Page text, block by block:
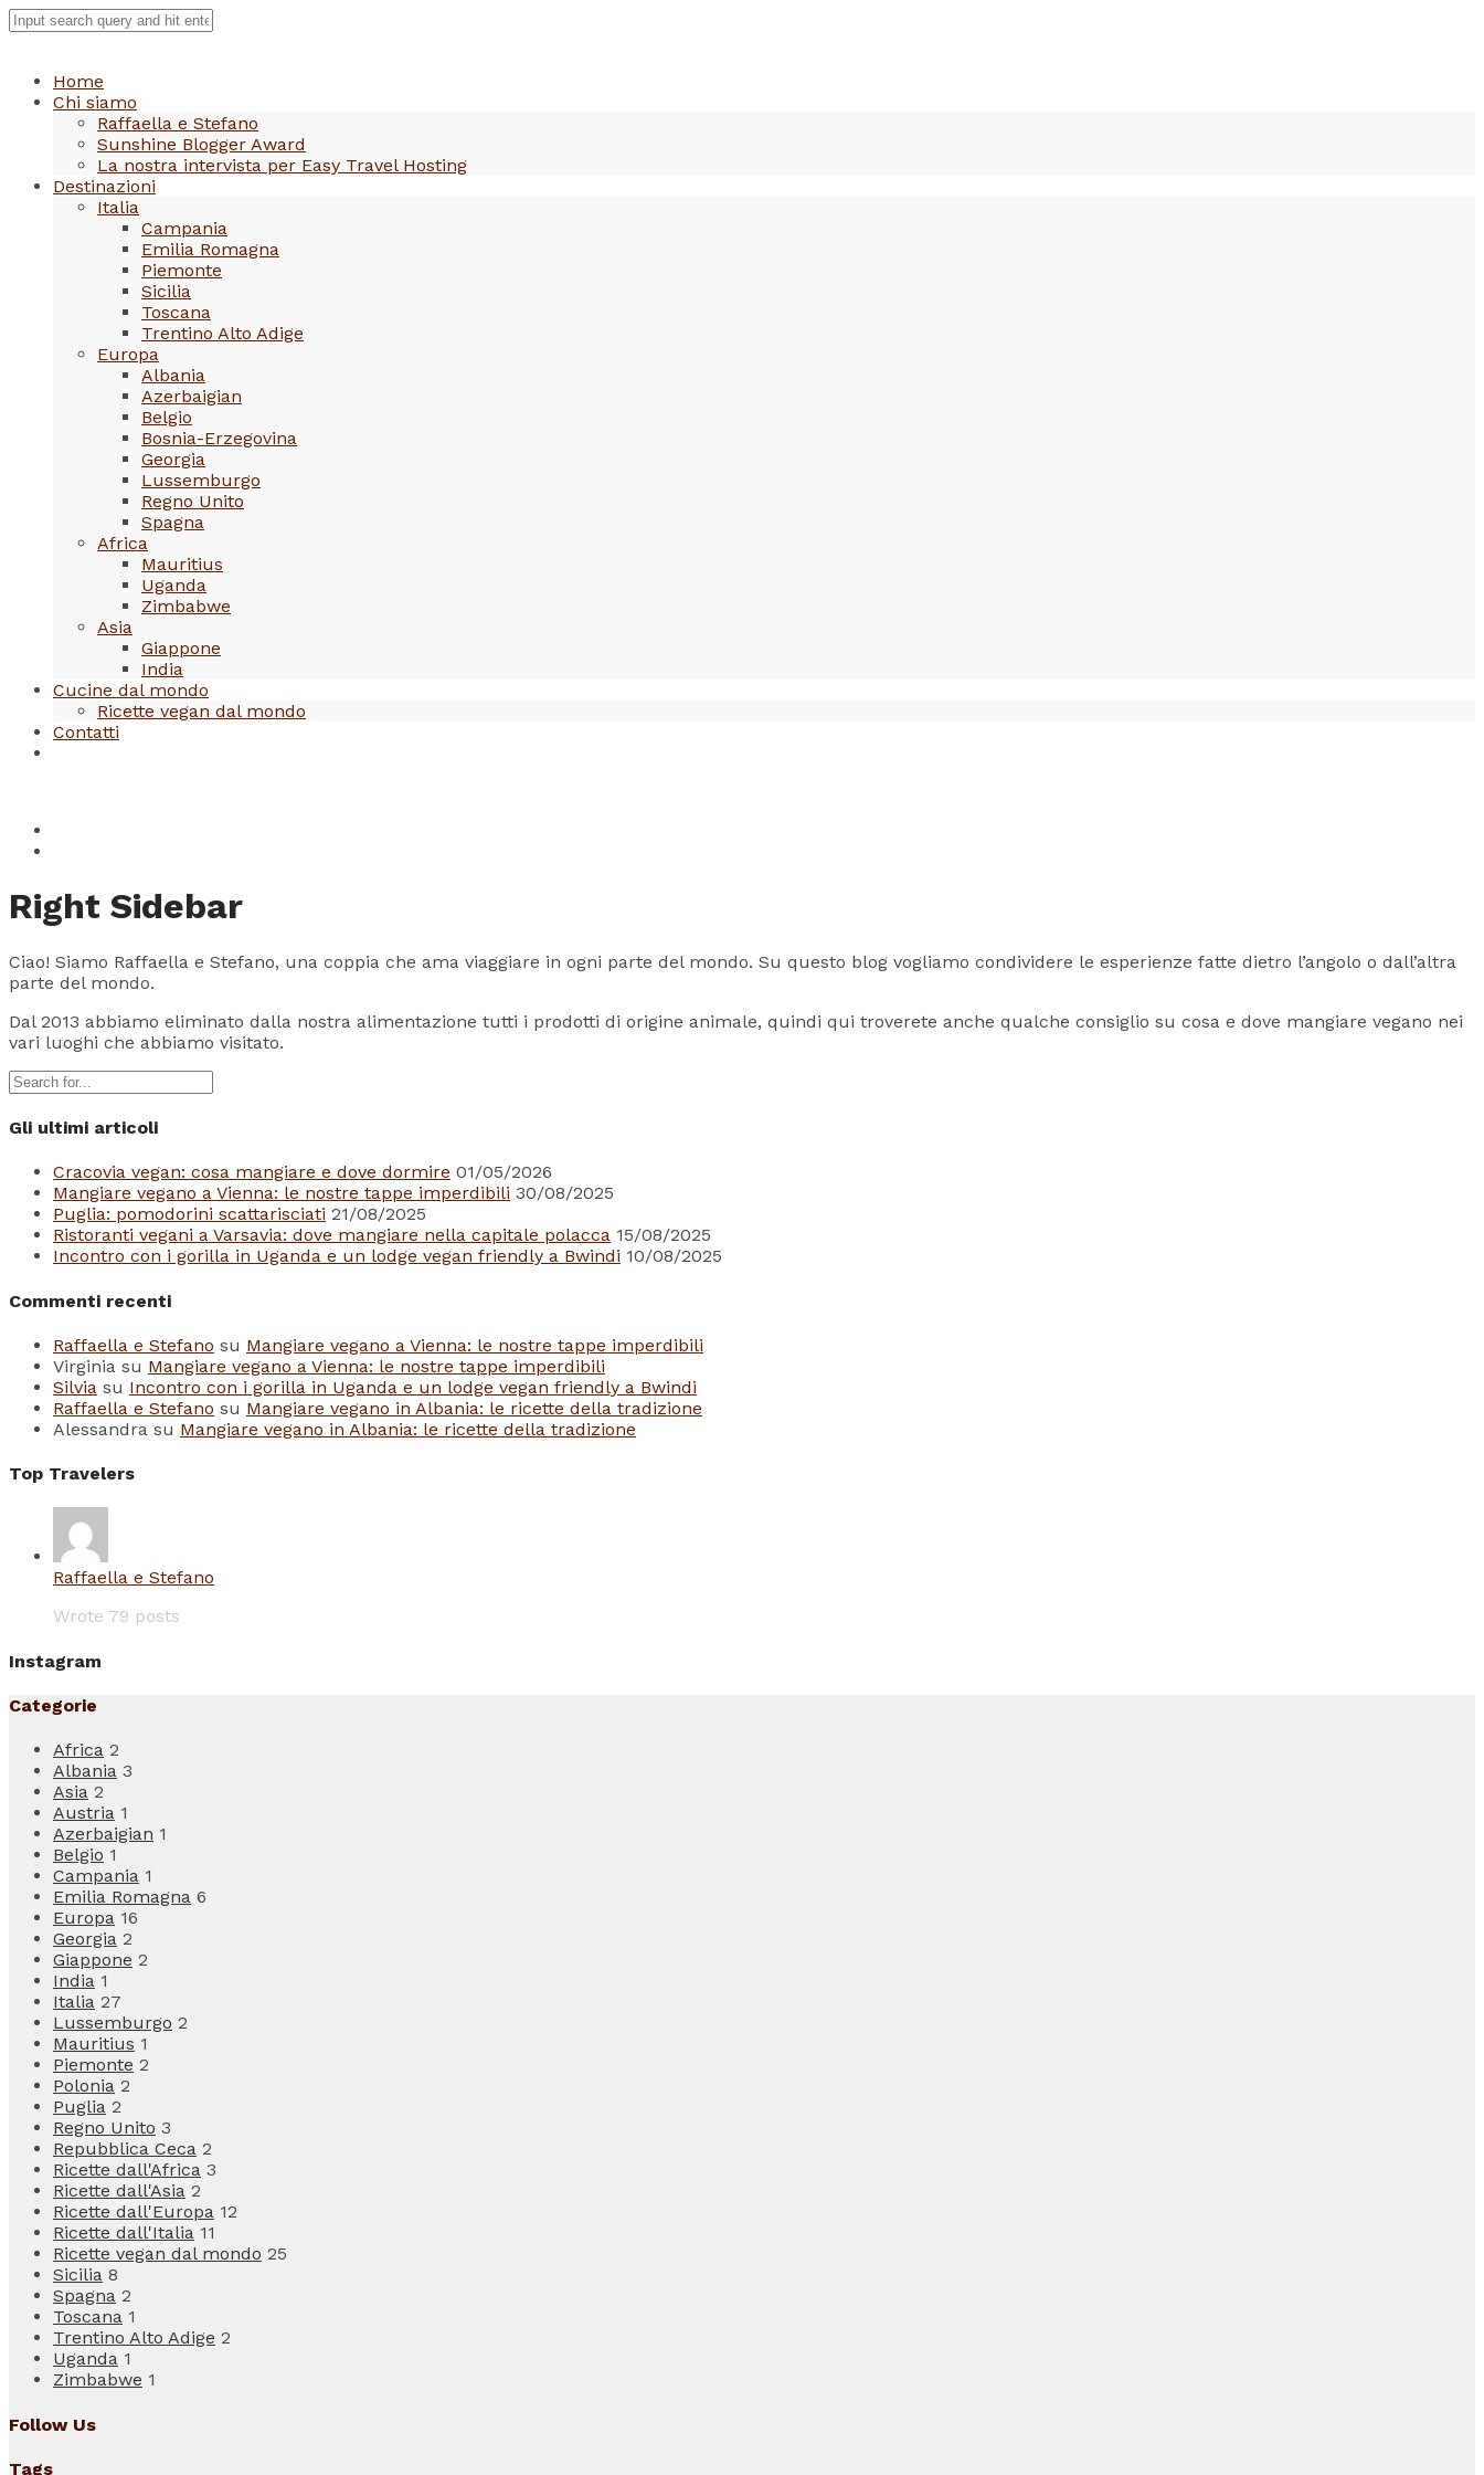
Home
Chi siamo
Raffaella e Stefano
Sunshine Blogger Award
La nostra intervista per Easy Travel Hosting
Destinazioni
Italia
Campania
Emilia Romagna
Piemonte
Sicilia
Toscana
Trentino Alto Adige
Europa
Albania
Azerbaigian
Belgio
Bosnia-Erzegovina
Georgia
Lussemburgo
Regno Unito
Spagna
Africa
Mauritius
Uganda
Zimbabwe
Asia
Giappone
India
Cucine dal mondo
Ricette vegan dal mondo
Contatti
Right Sidebar
Ciao! Siamo Raffaella e Stefano, una coppia che ama viaggiare in ogni parte del mondo. Su questo blog vogliamo condividere le esperienze fatte dietro l’angolo o dall’altra
parte del mondo.
Dal 2013 abbiamo eliminato dalla nostra alimentazione tutti i prodotti di origine animale, quindi qui troverete anche qualche consiglio su cosa e dove mangiare vegano nei
vari luoghi che abbiamo visitato.
Gli ultimi articoli
Cracovia vegan: cosa mangiare e dove dormire 01/05/2026
Mangiare vegano a Vienna: le nostre tappe imperdibili 30/08/2025
Puglia: pomodorini scattarisciati 21/08/2025
Ristoranti vegani a Varsavia: dove mangiare nella capitale polacca 15/08/2025
Incontro con i gorilla in Uganda e un lodge vegan friendly a Bwindi 10/08/2025
Commenti recenti
Raffaella e Stefano su Mangiare vegano a Vienna: le nostre tappe imperdibili
Virginia su Mangiare vegano a Vienna: le nostre tappe imperdibili
Silvia su Incontro con i gorilla in Uganda e un lodge vegan friendly a Bwindi
Raffaella e Stefano su Mangiare vegano in Albania: le ricette della tradizione
Alessandra su Mangiare vegano in Albania: le ricette della tradizione
Top Travelers
Raffaella e Stefano
Wrote 79 posts
Instagram
Categorie
Africa 2
Albania 3
Asia 2
Austria 1
Azerbaigian 1
Belgio 1
Campania 1
Emilia Romagna 6
Europa 16
Georgia 2
Giappone 2
India 1
Italia 27
Lussemburgo 2
Mauritius 1
Piemonte 2
Polonia 2
Puglia 2
Regno Unito 3
Repubblica Ceca 2
Ricette dall'Africa 3
Ricette dall'Asia 2
Ricette dall'Europa 12
Ricette dall'Italia 11
Ricette vegan dal mondo 25
Sicilia 8
Spagna 2
Toscana 1
Trentino Alto Adige 2
Uganda 1
Zimbabwe 1
Follow Us
Tags